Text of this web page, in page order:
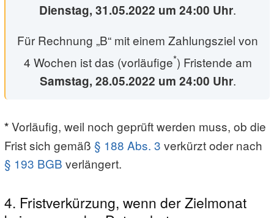
Dienstag, 31.05.2022 um 24:00 Uhr.
Für Rechnung „B“ mit einem Zahlungsziel von
4 Wochen ist das (vorläufige*) Fristende am
Samstag, 28.05.2022 um 24:00 Uhr.
*Vorläufig, weil noch geprüft werden muss, ob die
Frist sich gemäß § 188 Abs. 3 verkürzt oder nach
§ 193 BGB verlängert.
4. Fristverkürzung, wenn der Zielmonat